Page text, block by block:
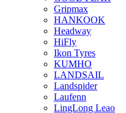
Gripmax
HANKOOK
Headway
HiFly
Ikon Tyres
KUMHO
LANDSAIL
Landspider
Laufenn
LingLong Leao